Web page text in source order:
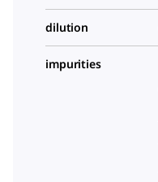
dilution
impurities